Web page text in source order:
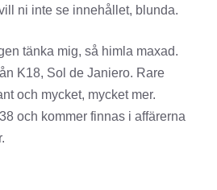
ni inte se innehållet, blunda.
tänka mig, så himla maxad.
K18, Sol de Janiero. Rare
och mycket, mycket mer.
och kommer finnas i affärerna